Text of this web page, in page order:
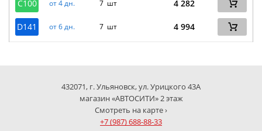
C100 от 4 дн. 7 шт 4 282
D141 от 6 дн. 7 шт 4 994
432071, г. Ульяновск, ул. Урицкого 43А
магазин «АВТОСИТИ» 2 этаж
Смотреть на карте ›
+7 (987) 688-88-33